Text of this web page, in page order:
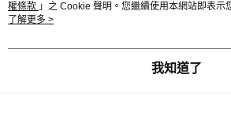
權條款 」之 Cookie 聲明。您繼續使用本網站即表示
用條款之 Cookie 聲明使用 cookie。
了解更多 >
我知道了